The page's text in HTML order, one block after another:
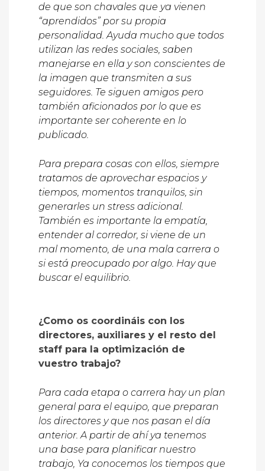
de que son chavales que ya vienen
“aprendidos” por su propia
personalidad. Ayuda mucho que todos
utilizan las redes sociales, saben
manejarse en ella y son conscientes de
la imagen que transmiten a sus
seguidores. Te siguen amigos pero
también aficionados por lo que es
importante ser coherente en lo
publicado.
Para prepara cosas con ellos, siempre
tratamos de aprovechar espacios y
tiempos, momentos tranquilos, sin
generarles un stress adicional.
También es importante la empatía,
entender al corredor, si viene de un
mal momento, de una mala carrera o
si está preocupado por algo. Hay que
buscar el equilibrio.
¿Como os coordináis con los
directores, auxiliares y el resto del
staff para la optimización de
vuestro trabajo?
Para cada etapa o carrera hay un plan
general para el equipo, que preparan
los directores y que nos pasan el día
anterior. A partir de ahí ya tenemos
una base para planificar nuestro
trabajo, Ya conocemos los tiempos que